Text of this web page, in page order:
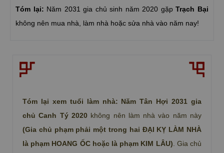
Tóm lại: Năm 2031 gia chủ sinh năm 2020 gặpTrạch Bại
không nên mua nhà, làm nhà hoặc sửa nhà vào năm nay!
Tóm lại xem tuổi làm nhà: Năm Tân Hợi 2031 gia
chủ Canh Tý 2020không nên làm nhà vào năm này
(Gia chủ phạm phải một trong hai ĐẠI KỴ LÀM NHÀ
là phạm HOANG ỐC hoặc là phạm KIM LÂU) . Gia chủ